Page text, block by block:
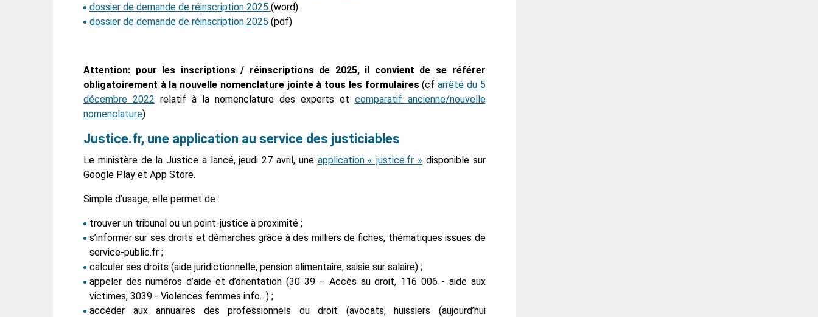
dossier de demande de réinscription 2025 (word)
dossier de demande de réinscription 2025 (pdf)
Attention: pour les inscriptions / réinscriptions de 2025, il convient de se référer
obligatoirement à la nouvelle nomenclature jointe à tous les formulaires(cfarrêté du 5
décembre 2022 relatif à la nomenclature des experts et comparatif ancienne/nouvelle
nomenclature)
Justice.fr, une application au service des justiciables
Le ministère de la Justice a lancé, jeudi 27 avril, une application « justice.fr » disponible sur
Google Play et App Store.
Simple d’usage, elle permet de :
trouver un tribunal ou un point-justice à proximité ;
s’informer sur ses droits et démarches grâce à des milliers de fiches, thématiques issues de
service-public.fr ;
calculer ses droits (aide juridictionnelle, pension alimentaire, saisie sur salaire) ;
appeler des numéros d’aide et d’orientation (30 39 – Accès au droit, 116 006 - aide aux
victimes, 3039 - Violences femmes info…) ;
accéder aux annuaires des professionnels du droit (avocats, huissiers (aujourd’hui